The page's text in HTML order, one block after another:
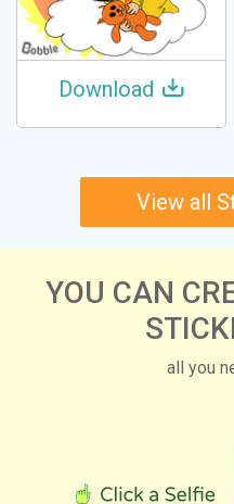
Download
View all
YOU CAN
all you